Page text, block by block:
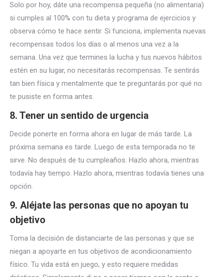
Solo por hoy, dáte una recompensa pequeña (no alimentaria)
si cumples al 100% con tu dieta y programa de ejercicios y
observa cómo te hace sentir. Si funciona, implementa nuevas
recompensas todos los días o al menos una vez a la
semana. Una vez que termines la lucha y tus nuevos hábitos
estén en su lugar, no necesitarás recompensas. Te sentirás
tan bien física y mentalmente que te preguntarás por qué no
te pusiste en forma antes.
8. Tener un sentido de urgencia
Decide ponerte en forma ahora en lugar de más tarde. La
próxima semana es tarde. Luego de esta temporada no te
sirve. No después de tu cumpleaños. Hazlo ahora, mientras
todavía hay tiempo. Hazlo ahora, mientras todavía tienes una
opción.
9. Aléjate las personas que no apoyan tu
objetivo
Toma la decisión de distanciarte de las personas y que se
niegan a apoyarte en tus objetivos de acondicionamiento
físico. Tu vida está en juego, y esto requiere medidas